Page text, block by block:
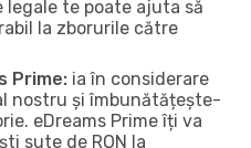
legale te poate ajuta să
la zborurile către
Prime: ia în considerare
nostru și îmbunătățește-
eDreams Prime îți va
sute de RON la